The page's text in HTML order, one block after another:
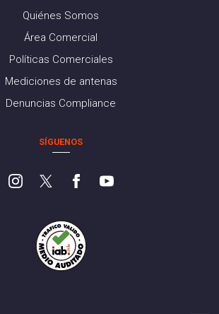
Quiénes Somos
Área Comercial
Políticas Comerciales
Mediciones de antenas
Denuncias Compliance
SÍGUENOS